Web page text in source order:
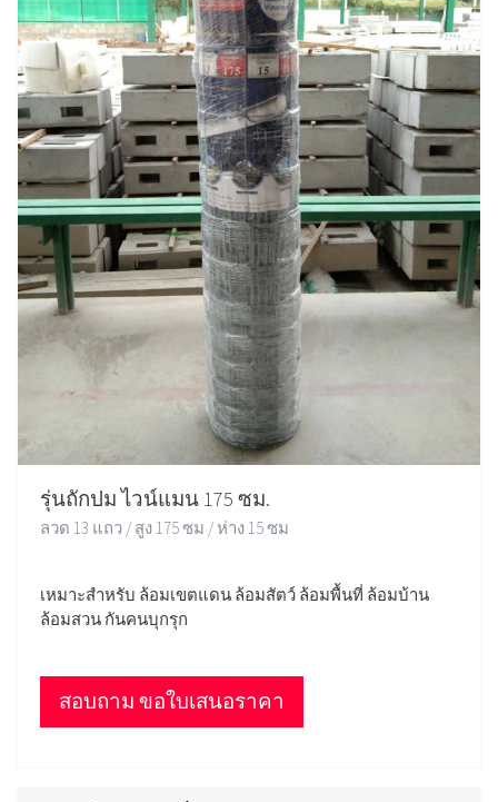
รุ่นถักปม ไวน์แมน 175 ซม.
ลวด 13 แถว / สูง 175 ซม / ห่าง 15 ซม
เหมาะสำหรับ ล้อมเขตแดน ล้อมสัตว์ ล้อมพื้นที่ ล้อมบ้าน
ล้อมสวน กันคนบุกรุก
สอบถาม ขอใบเสนอราคา